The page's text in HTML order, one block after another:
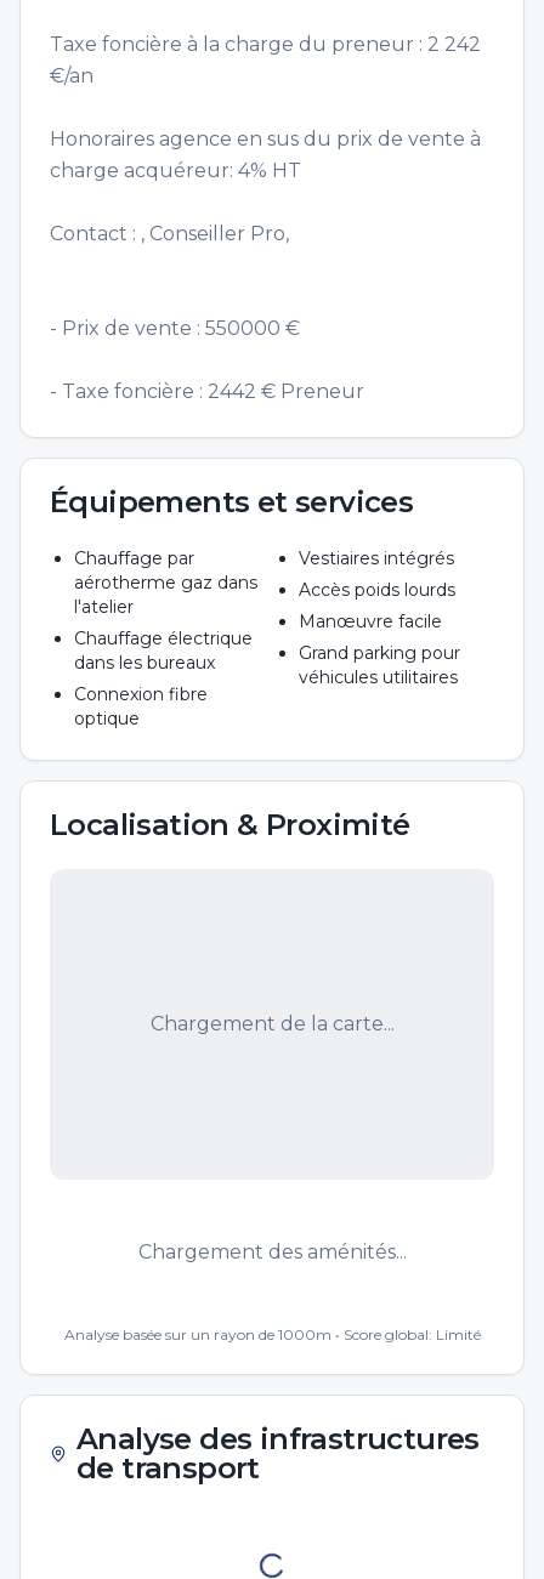
Taxe foncière à la charge du preneur : 2 242
€/an
Honoraires agence en sus du prix de vente à
charge acquéreur: 4% HT
Contact : , Conseiller Pro,
- Prix de vente : 550000 €
- Taxe foncière : 2442 € Preneur
Équipements et services
Chauffage par
aérotherme gaz dans
l'atelier
Chauffage électrique
dans les bureaux
Connexion fibre
optique
Vestiaires intégrés
Accès poids lourds
Manœuvre facile
Grand parking pour
véhicules utilitaires
Localisation & Proximité
Chargement de la carte...
Chargement des aménités...
Analyse basée sur un rayon de 1000m • Score global: Limité
Analyse des infrastructures
de transport